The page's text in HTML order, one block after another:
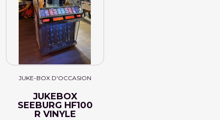
JUKE-BOX D'OCCASION
JUKEBOX
SEEBURG HF100
R VINYLE